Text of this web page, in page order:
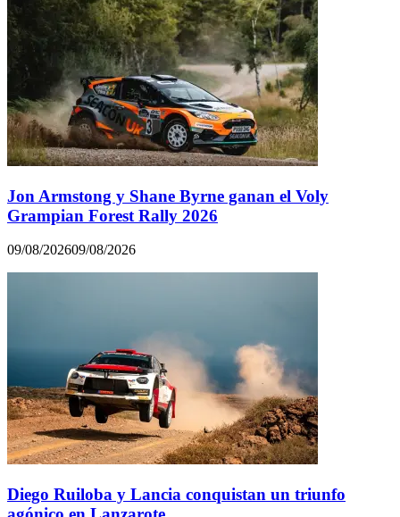
Jon Armstong y Shane Byrne ganan el Voly
Grampian Forest Rally 2026
09/08/202609/08/2026
Diego Ruiloba y Lancia conquistan un triunfo